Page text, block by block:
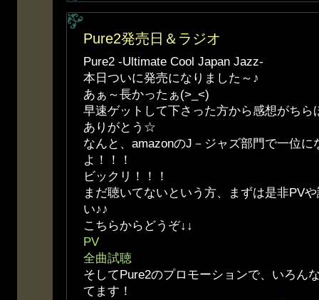
Pure2発売日＆ラジオ
Pure2 -Ultimate Cool Japan Jazz-
本日ついに発売になりました～♪
あぁ～長かったぁ(>_<)
早速ゲットして下さった方から感想がちら
ありがとう☆
なんと、amazonのJ－ジャズ部門で一位
よ！！！
ビックリ！！！
まだ聴いてないという方、まずは是非PV
い♪♪
こちらからどうぞ↓↓
PV
全曲試聴
そしてPure2のプロモーションで、いろん
てます！